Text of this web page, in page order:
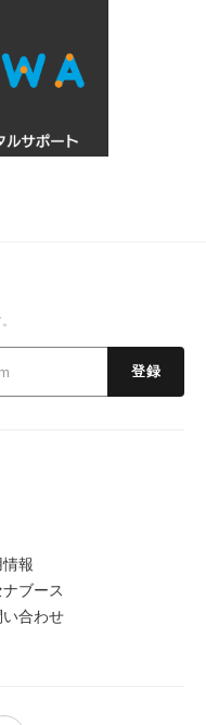
報
ナブース
い合わせ
登録